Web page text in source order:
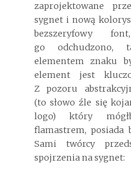
zaprojektowane
sygnet i nową
bezszeryfowy
go odchudzono,
elementem znaku
element jest
Z pozoru
(to słowo źle się
logo) który
flamastrem, posiada
Sami twórcy
spojrzenia na sygnet: